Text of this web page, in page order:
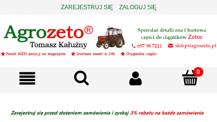
ZAREJESTRUJ SIĘ ZALOGUJ SIĘ